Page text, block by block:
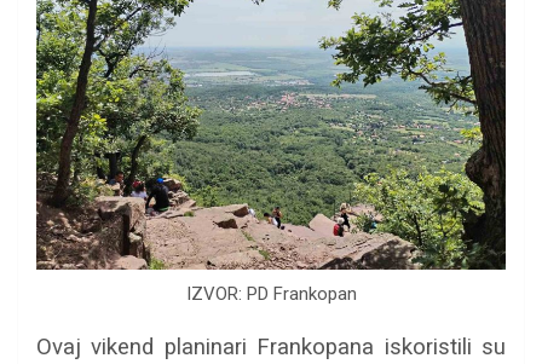
IZVOR: PD Frankopan
Ovaj vikend planinari Frankopana iskoristili su